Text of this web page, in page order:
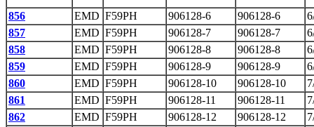
856
EMD F59PH 906128-6 906128-6
857
EMD F59PH 906128-7 906128-7
858
EMD F59PH 906128-8 906128-8
859
EMD F59PH 906128-9 906128-9
860
EMD F59PH 906128-10 906128-10
861
EMD F59PH 906128-11 906128-11
862
EMD F59PH 906128-12 906128-12